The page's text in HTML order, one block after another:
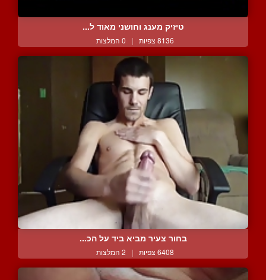
טיזיק מענג וחושני מאוד ל...
8136 צפיות | 0 המלצות
בחור צעיר מביא ביד על הכ...
6408 צפיות | 2 המלצות